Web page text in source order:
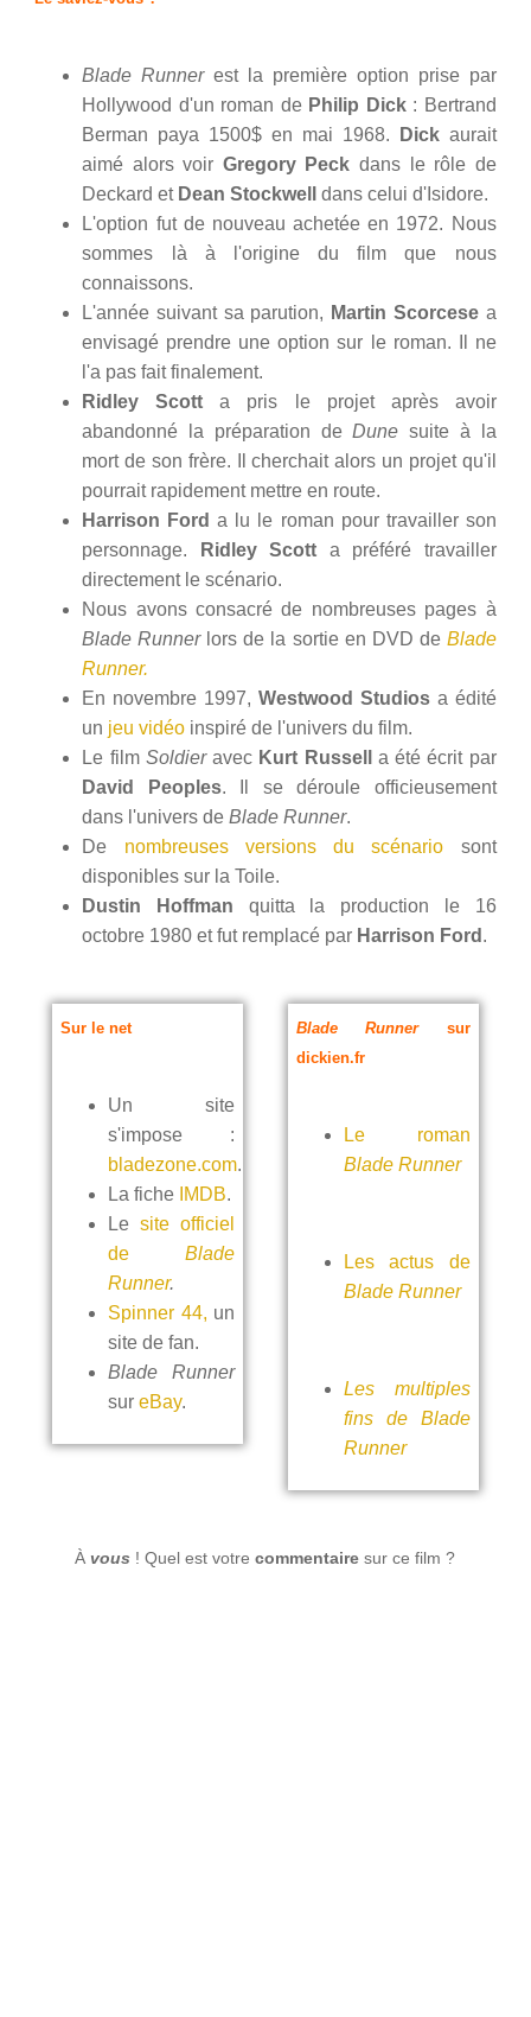
Blade Runnerest la première option prise par
Hollywood d'un roman de Philip Dick: Bertrand
Berman paya 1500$ en mai 1968.
Dickaurait
aimé alors voir Gregory Peck dans le rôle de
Deckard et Dean Stockwell
dans celui d'Isidore.
L'option fut de nouveau achetée en 1972. Nous
sommes là à l'origine du film que nous
connaissons.
L'année suivant sa parution, Martin Scorcesea
envisagé prendre une option sur le roman. Il ne
l'a pas fait finalement.
Ridley Scott a pris le projet après avoir
abandonné la préparation deDune suite à la
mort de son frère. Il cherchait alors un projet qu'il
pourrait rapidement mettre en route.
Harrison Ford a lu le roman pour travailler son
personnage.
Ridley Scott a préféré travailler
directement le scénario.
Nous avons consacré de nombreuses pages à
Blade Runnerlors de la sortie en DVD de Blade
Runner.
En novembre 1997, Westwood Studios a édité
un jeu vidéo inspiré de l'univers du film.
Le film Soldieravec Kurt Russell a été écrit par
David Peoples. Il se déroule officieusement
dans l'univers deBlade Runner.
De nombreuses versions du scénario sont
disponibles sur la Toile.
Dustin Hoffman quitta la production le 16
octobre 1980 et fut remplacé par Harrison Ford .
Sur le net
Un site
s'impose :
bladezone.com.
La fiche IMDB.
Lesite officiel
deBlade
Runner.
Spinner 44, un
site de fan.
Blade Runner
sureBay.
Blade Runnersur
dickien.fr
Le roman
Blade Runner
Les actus de
Blade Runner
Les multiples
fins de Blade
Runner
Àvous ! Quel est votrecommentaire sur ce film ?